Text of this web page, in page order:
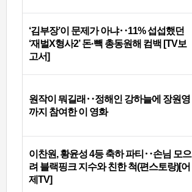
‘김부장’이 문제가 아냐‥11% 섭섭했던
‘재벌X형사2’ 돈·빽 총동원해 컴백 [TV보
고서]
원작이 뭐길래‥정해인 강하늘에 장원영
까지 참여한 이 영화
이찬원, 황윤성 4등 축하 파티‥손님 모으
려 블랙핑크 지수와 친한 척(편스토랑)[어
제TV]